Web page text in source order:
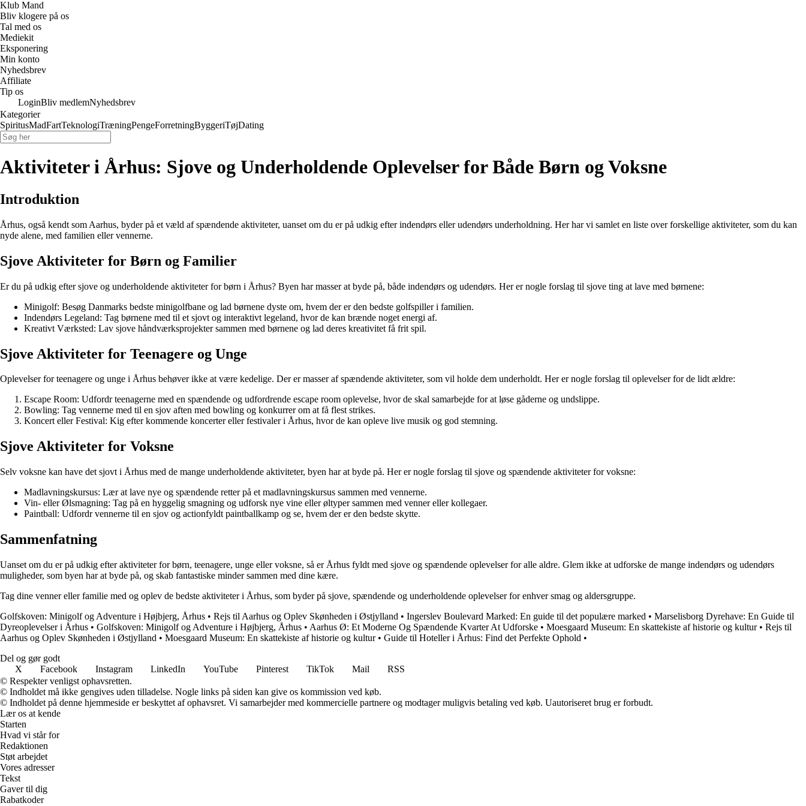
Klub Mand
Bliv klogere på os
Tal med os
Mediekit
Eksponering
Min konto
Nyhedsbrev
Affiliate
Tip os
LoginBliv medlemNyhedsbrev
Kategorier
SpiritusMadFartTeknologiTræningPengeForretningByggeriTøjDating
Aktiviteter i Århus: Sjove og Underholdende Oplevelser for Både Børn og Voksne
Introduktion
Århus, også kendt som Aarhus, byder på et væld af spændende aktiviteter, uanset om du er på udkig efter indendørs eller udendørs underholdning. Her har vi samlet en liste over forskellige aktiviteter, som du kan
nyde alene, med familien eller vennerne.
Sjove Aktiviteter for Børn og Familier
Er du på udkig efter sjove og underholdende aktiviteter for børn i Århus? Byen har masser at byde på, både indendørs og udendørs. Her er nogle forslag til sjove ting at lave med børnene:
Minigolf: Besøg Danmarks bedste minigolfbane og lad børnene dyste om, hvem der er den bedste golfspiller i familien.
Indendørs Legeland: Tag børnene med til et sjovt og interaktivt legeland, hvor de kan brænde noget energi af.
Kreativt Værksted: Lav sjove håndværksprojekter sammen med børnene og lad deres kreativitet få frit spil.
Sjove Aktiviteter for Teenagere og Unge
Oplevelser for teenagere og unge i Århus behøver ikke at være kedelige. Der er masser af spændende aktiviteter, som vil holde dem underholdt. Her er nogle forslag til oplevelser for de lidt ældre:
Escape Room: Udfordr teenagerne med en spændende og udfordrende escape room oplevelse, hvor de skal samarbejde for at løse gåderne og undslippe.
Bowling: Tag vennerne med til en sjov aften med bowling og konkurrer om at få flest strikes.
Koncert eller Festival: Kig efter kommende koncerter eller festivaler i Århus, hvor de kan opleve live musik og god stemning.
Sjove Aktiviteter for Voksne
Selv voksne kan have det sjovt i Århus med de mange underholdende aktiviteter, byen har at byde på. Her er nogle forslag til sjove og spændende aktiviteter for voksne:
Madlavningskursus: Lær at lave nye og spændende retter på et madlavningskursus sammen med vennerne.
Vin- eller Ølsmagning: Tag på en hyggelig smagning og udforsk nye vine eller øltyper sammen med venner eller kollegaer.
Paintball: Udfordr vennerne til en sjov og actionfyldt paintballkamp og se, hvem der er den bedste skytte.
Sammenfatning
Uanset om du er på udkig efter aktiviteter for børn, teenagere, unge eller voksne, så er Århus fyldt med sjove og spændende oplevelser for alle aldre. Glem ikke at udforske de mange indendørs og udendørs
muligheder, som byen har at byde på, og skab fantastiske minder sammen med dine kære.
Tag dine venner eller familie med og oplev de bedste aktiviteter i Århus, som byder på sjove, spændende og underholdende oplevelser for enhver smag og aldersgruppe.
Golfskoven: Minigolf og Adventure i Højbjerg, Århus • Rejs til Aarhus og Oplev Skønheden i Østjylland • Ingerslev Boulevard Marked: En guide til det populære marked • Marselisborg Dyrehave: En Guide til
Dyreoplevelser i Århus • Golfskoven: Minigolf og Adventure i Højbjerg, Århus • Aarhus Ø: Et Moderne Og Spændende Kvarter At Udforske • Moesgaard Museum: En skattekiste af historie og kultur• Rejs til
Aarhus og Oplev Skønheden i Østjylland • Moesgaard Museum: En skattekiste af historie og kultur• Guide til Hoteller i Århus: Find det Perfekte Ophold •
Del og gør godt
X
Facebook Instagram LinkedIn YouTube Pinterest TikTok Mail
RSS
© Respekter venligst ophavsretten.
© Indholdet må ikke gengives uden tilladelse. Nogle links på siden kan give os kommission ved køb.
© Indholdet på denne hjemmeside er beskyttet af ophavsret. Vi samarbejder med kommercielle partnere og modtager muligvis betaling ved køb. Uautoriseret brug er forbudt.
Lær os at kende
Starten
Hvad vi står for
Redaktionen
Støt arbejdet
Vores adresser
Tekst
Gaver til dig
Rabatkoder